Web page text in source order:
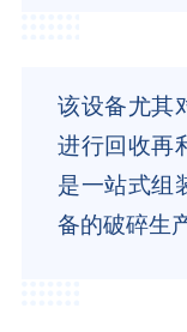
该设备尤其
进行回收再
是一站式组
备的破碎生